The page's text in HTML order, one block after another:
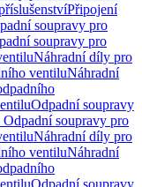
Připojení
soupravy pro
soupravy pro
Náhradní díly pro
ventiluNáhradní
Odpadní soupravy
soupravy pro
Náhradní díly pro
ventiluNáhradní
Odpadní soupravy